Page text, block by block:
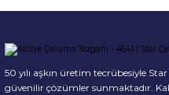
50 yılı aşkın üretim tecrübesiyle
güvenilir çözümler sunmaktadır.